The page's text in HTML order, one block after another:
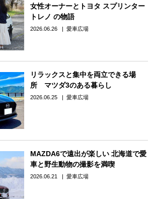
女性オーナーとトヨタ スプリンター
トレノ の物語
2026.06.26 愛車広場
リラックスと集中を両立できる場
所 マツダ3のある暮らし
2026.06.25 愛車広場
MAZDA6で遠出が楽しい 北海道で愛
車と野生動物の撮影を満喫
2026.06.21 愛車広場